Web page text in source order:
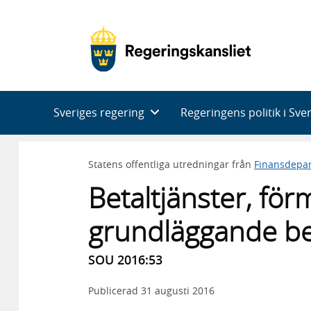
Sveriges regering Regeringens politik i
Statens offentliga utredningar från
Betaltjänster,
grundläggande
SOU 2016:53
Publicerad 31 augusti 2016